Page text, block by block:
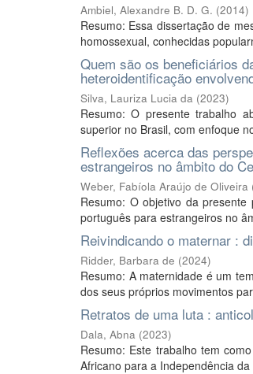
Ambiel, Alexandre B. D. G. (2014)
Resumo: Essa dissertação de
homossexual, conhecidas
Quem são os beneficiários
heteroidentificação
Silva, Lauriza Lucia da (2023)
Resumo: O presente trabalho
superior no Brasil, com enfoque
Reflexões acerca das
estrangeiros no âmbito do
Weber, Fabíola Araújo de Oliveira
Resumo: O objetivo da
português para estrangeiros no
Reivindicando o maternar :
Ridder, Barbara de (2024)
Resumo: A maternidade é um
dos seus próprios movimentos
Retratos de uma luta :
Dala, Abna (2023)
Resumo: Este trabalho tem
Africano para a Independência